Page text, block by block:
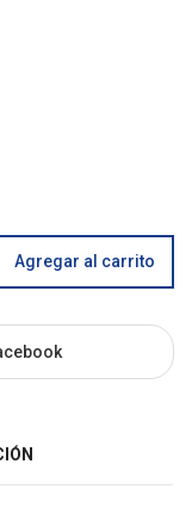
Agregar al carrito